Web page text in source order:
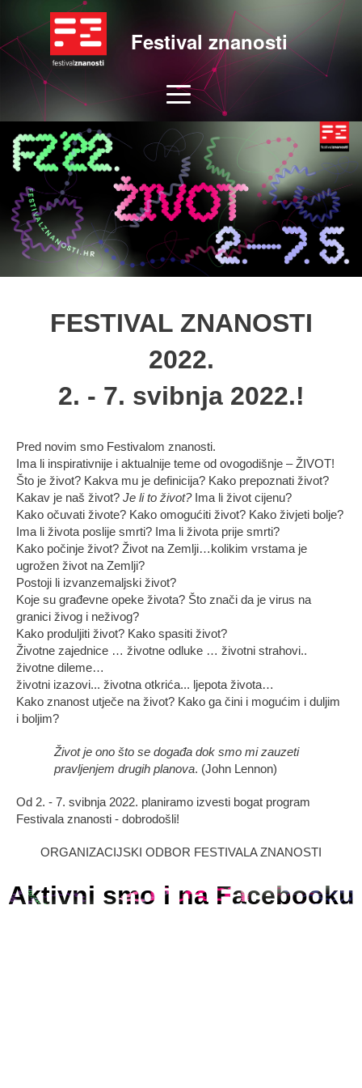
Festival znanosti
FESTIVAL ZNANOSTI
2022.
2. - 7. svibnja 2022.!
Pred novim smo Festivalom znanosti.
Ima li inspirativnije i aktualnije teme od ovogodišnje – ŽIVOT!
Što je život? Kakva mu je definicija? Kako prepoznati život?
Kakav je naš život?Je li to život?Ima li život cijenu?
Kako očuvati živote? Kako omogućiti život? Kako živjeti bolje?
Ima li života poslije smrti? Ima li života prije smrti?
Kako počinje život? Život na Zemlji…kolikim vrstama je
ugrožen život na Zemlji?
Postoji li izvanzemaljski život?
Koje su građevne opeke života? Što znači da je virus na
granici živog i neživog?
Kako produljiti život? Kako spasiti život?
Životne zajednice … životne odluke … životni strahovi..
životne dileme…
životni izazovi... životna otkrića... ljepota života…
Kako znanost utječe na život? Kako ga čini i mogućim i duljim
i boljim?
Život je ono što se događa dok smo mi zauzeti
pravljenjem drugih planova. (John Lennon)
Od 2. - 7. svibnja 2022. planiramo izvesti bogat program
Festivala znanosti - dobrodošli!
ORGANIZACIJSKI ODBOR FESTIVALA ZNANOSTI
Aktivni smo i na Facebooku